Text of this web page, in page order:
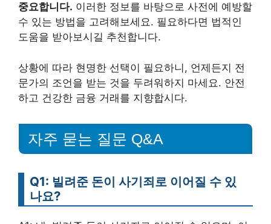
중요합니다. 이러한 정보를 바탕으로 사전에 예방할
수 있는 방법을 고려해보세요. 필요하다면 법적인
도움을 받아보시길 추천합니다.
상황에 따라 현명한 선택이 필요하니, 언제든지 전
문가의 조언을 받는 것을 두려워하지 마세요. 안전
하고 건강한 금융 거래를 지향합시다.
자주 묻는 질문 Q&A
Q1: 빌려준 돈이 사기죄로 이어질 수 있
나요?